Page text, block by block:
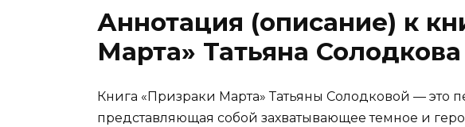
Аннотация (описание) к
Марта» Татьяна Солодкова
Книга «Призраки Марта» Татьяны Солодковой — это
представляющая собой захватывающее темное и